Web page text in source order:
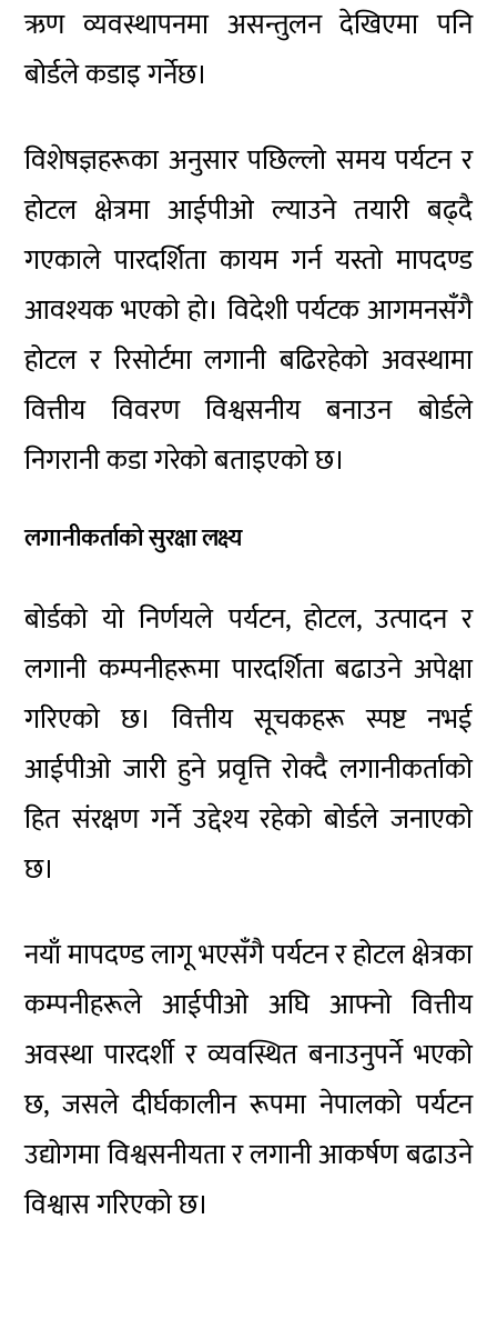
ऋण व्यवस्थापनमा असन्तुलन देखिएमा पनि
बोर्डले कडाइ गर्नेछ।
विशेषज्ञहरूका अनुसार पछिल्लो समय पर्यटन र
होटल क्षेत्रमा आईपीओ ल्याउने तयारी बढ्दै
गएकाले पारदर्शिता कायम गर्न यस्तो मापदण्ड
आवश्यक भएको हो। विदेशी पर्यटक आगमनसँगै
होटल र रिसोर्टमा लगानी बढिरहेको अवस्थामा
वित्तीय विवरण विश्वसनीय बनाउन बोर्डले
निगरानी कडा गरेको बताइएको छ।
लगानीकर्ताको सुरक्षा लक्ष्य
बोर्डको यो निर्णयले पर्यटन, होटल, उत्पादन र
लगानी कम्पनीहरूमा पारदर्शिता बढाउने अपेक्षा
गरिएको छ। वित्तीय सूचकहरू स्पष्ट नभई
आईपीओ जारी हुने प्रवृत्ति रोक्दै लगानीकर्ताको
हित संरक्षण गर्ने उद्देश्य रहेको बोर्डले जनाएको
छ।
नयाँ मापदण्ड लागू भएसँगै पर्यटन र होटल क्षेत्रका
कम्पनीहरूले आईपीओ अघि आफ्नो वित्तीय
अवस्था पारदर्शी र व्यवस्थित बनाउनुपर्ने भएको
छ, जसले दीर्घकालीन रूपमा नेपालको पर्यटन
उद्योगमा विश्वसनीयता र लगानी आकर्षण बढाउने
विश्वास गरिएको छ।